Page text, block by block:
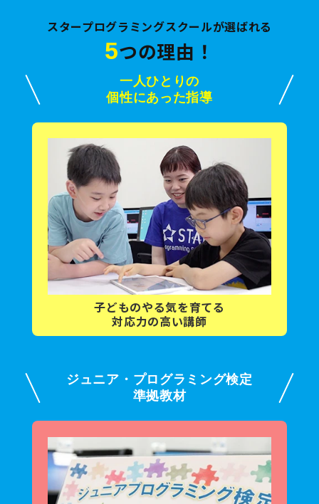
スタープログラミングスクールが選ばれる
5つの理由！
一人ひとりの
個性にあった指導
子どものやる気を育てる
対応力の高い講師
ジュニア・プログラミング検定
準拠教材